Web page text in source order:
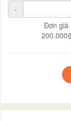
-
Đơn giá
200.000₫